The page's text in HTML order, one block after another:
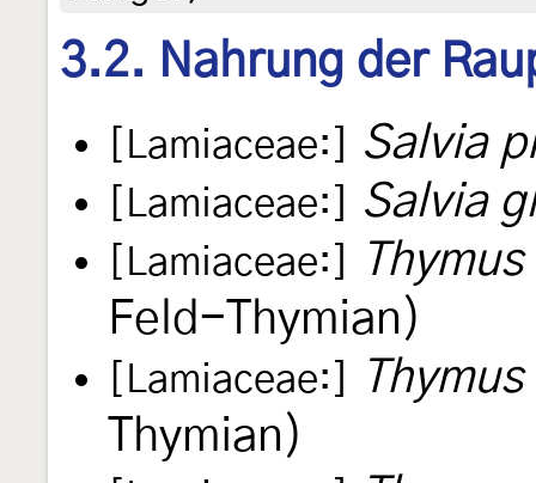
3.2. Nahrung der
[Lamiaceae:] Salvia
[Lamiaceae:] Salvia
[Lamiaceae:]
Feld-Thymian)
[Lamiaceae:]
Thymian)